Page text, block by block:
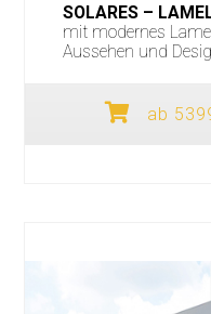
SOLARES –
mit modernes
Aussehen und
ab